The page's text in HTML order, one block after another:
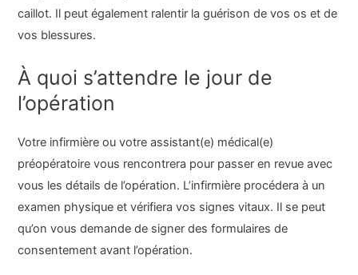
caillot. Il peut également ralentir la guérison de vos os et de
vos blessures.
À quoi s’attendre le jour de
l’opération
Votre infirmière ou votre assistant(e) médical(e)
préopératoire vous rencontrera pour passer en revue avec
vous les détails de l’opération. L’infirmière procédera à un
examen physique et vérifiera vos signes vitaux. Il se peut
qu’on vous demande de signer des formulaires de
consentement avant l’opération.